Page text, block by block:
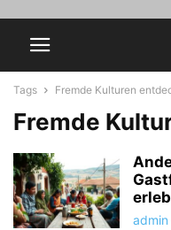
Tags Fremde Kulturen
Fremde
admin